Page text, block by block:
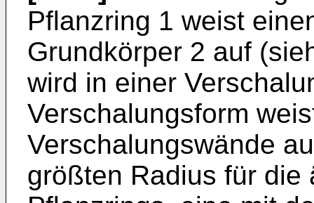
Pflanzring 1 weist
Grundkörper 2 auf
wird in einer
Verschalungsform
Verschalungswände
größten Radius für die